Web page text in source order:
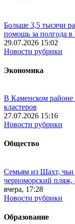
Больше 3,5 тысячи
помощь за полгода в
29.07.2026 15:02
Новости рубрики
Экономика
В Каменском
кластеров
27.07.2026 15:16
Новости рубрики
Общество
Семьям из Шахт, чьи
черноморский
вчера, 17:28
Новости рубрики
Образование